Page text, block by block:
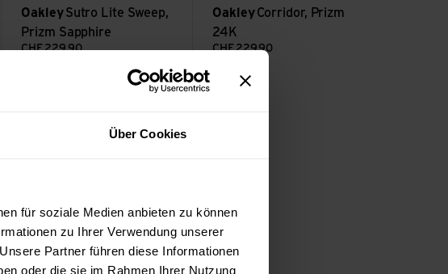
Über Cookies
für soziale Medien anbieten zu können
zu Ihrer Verwendung unserer
Partner führen diese Informationen
oder die sie im Rahmen Ihrer Nutzung
Oakley Sutro Lite Sweep,
Prizm Sapphire
CHF229.90
Oakley Corridor, Prizm
24K
CHF229.90